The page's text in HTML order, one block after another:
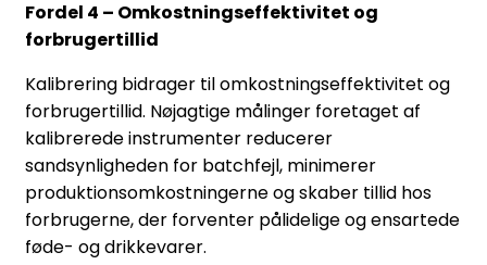
Fordel 4 – Omkostningseffektivitet og
forbrugertillid
Kalibrering bidrager til omkostningseffektivitet og
forbrugertillid. Nøjagtige målinger foretaget af
kalibrerede instrumenter reducerer
sandsynligheden for batchfejl, minimerer
produktionsomkostningerne og skaber tillid hos
forbrugerne, der forventer pålidelige og ensartede
føde- og drikkevarer.